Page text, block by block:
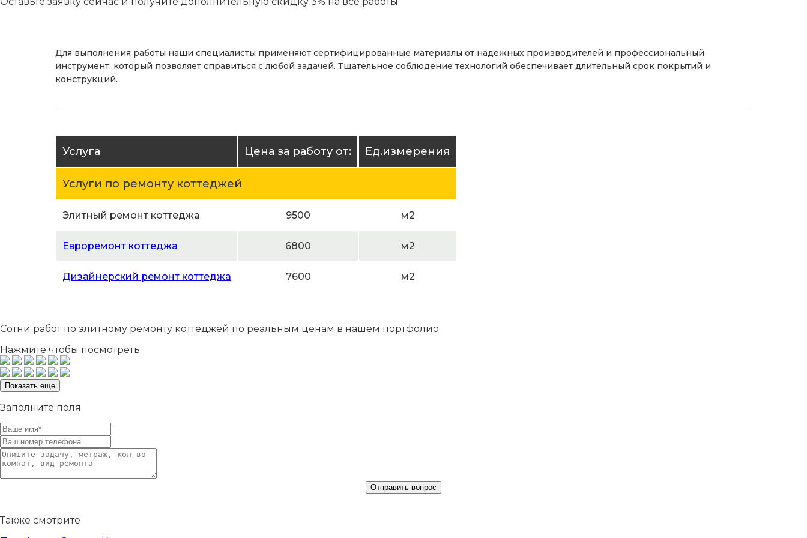
Для выполнения работы наши специалисты применяют сертифицированные материалы от надежных производителей и профессиональный
инструмент, который позволяет справиться с любой задачей. Тщательное соблюдение технологий обеспечивает длительный срок покрытий и
конструкций.
Услуга Цена за работу от: Ед.измерения
Услуги по ремонту коттеджей
Элитный ремонт коттеджа 9500 м2
Евроремонт коттеджа 6800 м2
Дизайнерский ремонт коттеджа 7600 м2
Сотни работ по элитному ремонту коттеджей по реальным ценам в нашем портфолио
Нажмите чтобы посмотреть
Показать еще
Заполните поля
Также смотрите